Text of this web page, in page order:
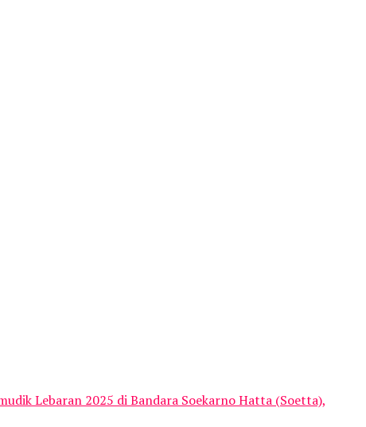
Lebaran 2025 di Bandara Soekarno Hatta (Soetta),